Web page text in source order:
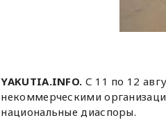
YAKUTIA.INFO. С 11 по 12
некоммерческими
национальные диаспоры.